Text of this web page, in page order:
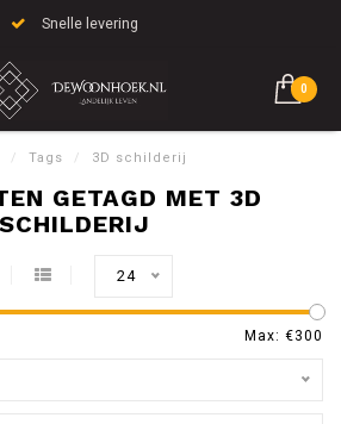
Snelle levering
0
/ Tags / 3D schilderij
GETAGD MET 3D
SCHILDERIJ
24
Max: €300